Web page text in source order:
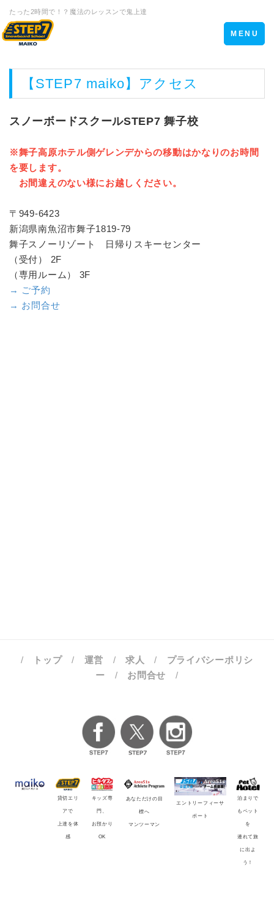
たった2時間で！？魔法のレッスンで鬼上達
Toggle
navigation
MENU
【STEP7 maiko】アクセス
スノーボードスクールSTEP7 舞子校
※舞子高原ホテル側ゲレンデからの移動はかなりのお時間
を要します。
お間違えのない様にお越しください。
〒949-6423
新潟県南魚沼市舞子1819-79
舞子スノーリゾート 日帰りスキーセンター
（受付） 2F
（専用ルーム） 3F
→ ご予約
→ お問合せ
/ トップ/ 運営 /求人 / プライバシーポリシ
ー / お問合せ /
貸切エリ
アで
上達を体
感
キッズ専
門、
お預かり
OK
あなただけの目
標へ
マンツーマン
エントリーフィーサ
ポート
泊まりで
もペット
を
連れて旅
に出よ
う！